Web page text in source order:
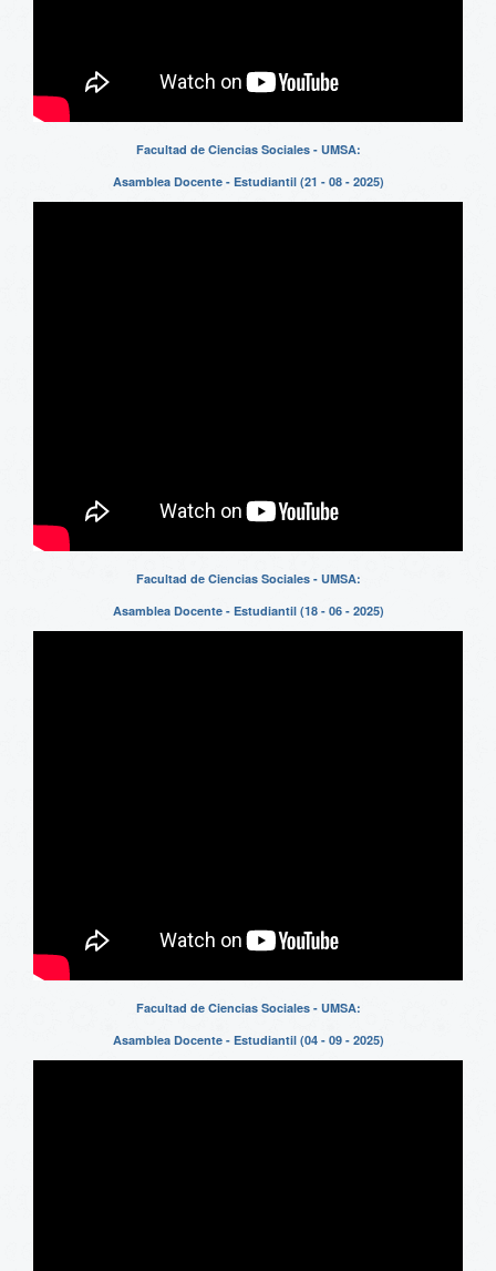
Facultad de Ciencias Sociales - UMSA:
Asamblea Docente - Estudiantil (21 - 08 - 2025)
Facultad de Ciencias Sociales - UMSA:
Asamblea Docente - Estudiantil (18 - 06 - 2025)
Facultad de Ciencias Sociales - UMSA:
Asamblea Docente - Estudiantil (04 - 09 - 2025)